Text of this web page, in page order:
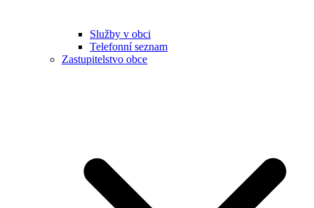
Služby v obci
Telefonní seznam
Zastupitelstvo obce